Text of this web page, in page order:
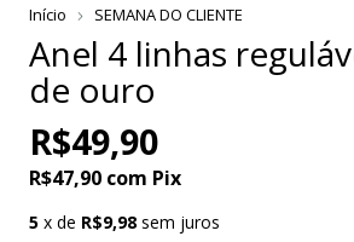
Início SEMANA DO CLIENTE
Anel 4 linhas
de ouro
R$49,90
R$47,90 com Pix
5 x de R$9,98 sem juros